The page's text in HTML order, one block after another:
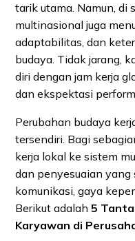
tarik utama. Namun, di
multinasional juga
adaptabilitas, dan
budaya. Tidak jarang,
diri dengan jam kerja
dan ekspektasi
Perubahan budaya
tersendiri. Bagi
kerja lokal ke sistem
dan penyesuaian
komunikasi, gaya
Berikut adalah5
Karyawan di